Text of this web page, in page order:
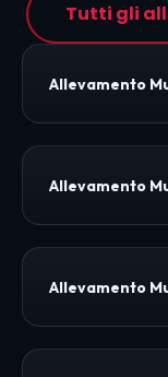
Tutti gli
Allevamento
Allevamento
Allevamento